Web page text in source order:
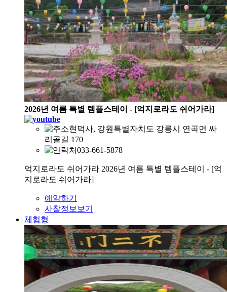
2026년 여름 특별 템플스테이 - [억지로라도 쉬어가라]
현덕사, 강원특별자치도 강릉시 연곡면 싸
리골길 170
033-661-5878
억지로라도 쉬어가라 2026년 여름 특별 템플스테이 - [억
지로라도 쉬어가라]
예약하기
사찰정보보기
체험형